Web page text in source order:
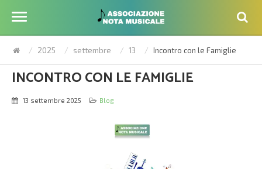
2025 settembre 13 Incontro con le Famiglie
INCONTRO CON LE FAMIGLIE
13 settembre 2025 Blog